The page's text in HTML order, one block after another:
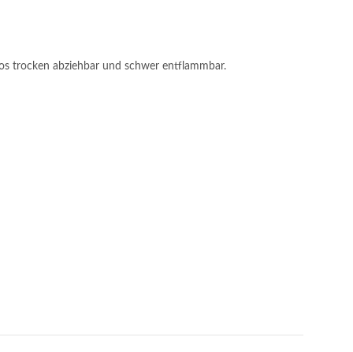
trocken abziehbar und schwer entflammbar.